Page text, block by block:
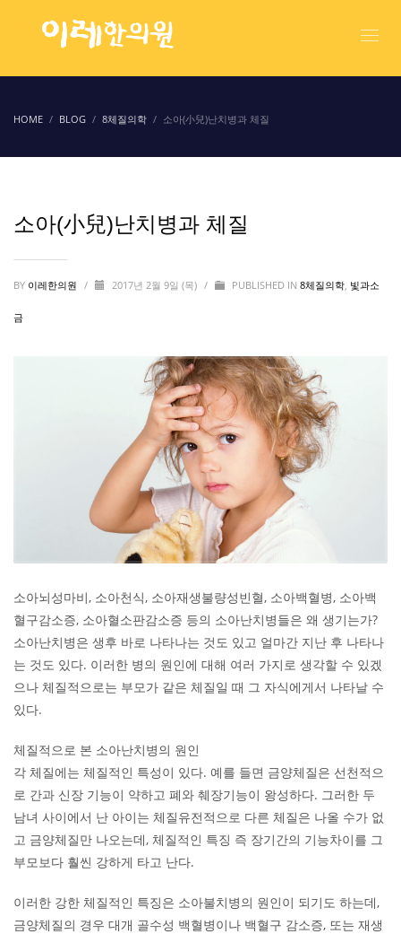
HOME BLOG 8체질의학 소아(小兒)난치병과 체질
소아(小兒)난치병과 체질
BY 이레한의원 / 2017년 2월 9일 (목) / PUBLISHED IN 8체질의학, 빛과소
금
소아뇌성마비, 소아천식, 소아재생불량성빈혈, 소아백혈병, 소아백
혈구감소증, 소아혈소판감소증 등의 소아난치병들은 왜 생기는가?
소아난치병은 생후 바로 나타나는 것도 있고 얼마간 지난 후 나타나
는 것도 있다. 이러한 병의 원인에 대해 여러 가지로 생각할 수 있겠
으나 체질적으로는 부모가 같은 체질일 때 그 자식에게서 나타날 수
있다.
체질적으로 본 소아난치병의 원인
각 체질에는 체질적인 특성이 있다. 예를 들면 금양체질은 선천적으
로 간과 신장 기능이 약하고 폐와 췌장기능이 왕성하다. 그러한 두
남녀 사이에서 난 아이는 체질유전적으로 다른 체질은 나올 수가 없
고 금양체질만 나오는데, 체질적인 특징 즉 장기간의 기능차이를 그
부모보다 훨씬 강하게 타고 난다.
이러한 강한 체질적인 특징은 소아불치병의 원인이 되기도 하는데,
금양체질의 경우 대개 골수성 백혈병이나 백혈구 감소증, 또는 재생